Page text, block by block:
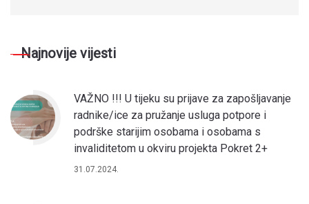
Najnovije vijesti
VAŽNO !!! U tijeku su prijave za zapošljavanje
radnike/ice za pružanje usluga potpore i
podrške starijim osobama i osobama s
invaliditetom u okviru projekta Pokret 2+
31.07.2024.